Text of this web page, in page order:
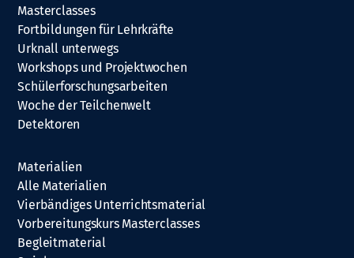
Masterclasses
Fortbildungen für Lehrkräfte
Urknall unterwegs
Workshops und Projektwochen
Schülerforschungsarbeiten
Woche der Teilchenwelt
Detektoren
Materialien
Alle Materialien
Vierbändiges Unterrichtsmaterial
Vorbereitungskurs Masterclasses
Begleitmaterial